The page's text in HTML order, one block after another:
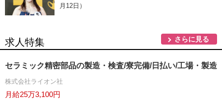
月12日）
求人特集 さらに見る
セラミック精密部品の製造・検査/寮完備/日払い/工場・製造
株式会社ライオン社
月給25万3,100円